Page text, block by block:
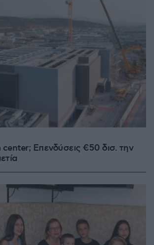
Επενδύσεις €50 δισ. την